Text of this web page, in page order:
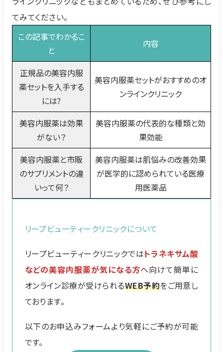
てみてください。
この記事でわかるこ
と
内容
正規品の美容内服
薬セットを入手する
には?
美容内服薬セットがおすすめのオ
ンラインクリニック
美容内服薬は効果
がない？
美容内服薬の代表的な種類と効
果効能
美容内服薬と市販
のサプリメントの違
いって何？
美容内服薬は肌悩みの改善効果
が医学的に認められている医療
用医薬品
リープビューティークリニックについて
リープビューティークリニックではトラネキサム酸
などの美容内服薬が気になる方へ向けて簡単に
オンライン診療が受けられるWEB予約をご用意し
ております。
以下のお申込みフォームより気軽にご予約が可能
です。